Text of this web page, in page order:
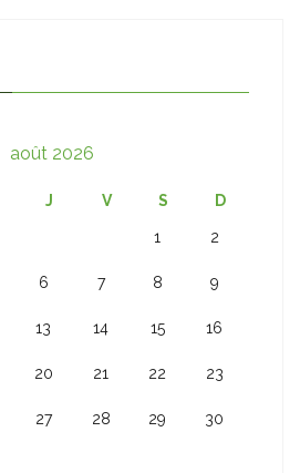
août 2026
J V S D
1 2
6 7 8 9
13 14 15 16
20 21 22 23
27 28 29 30